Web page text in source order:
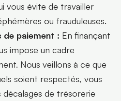
vous évite de travailler
ou frauduleuses.
de paiement : En finançant
impose un cadre
Nous veillons à ce que
soient respectés, vous
décalages de trésorerie